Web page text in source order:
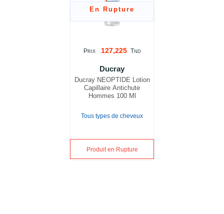
En Rupture
PRIX 127,225 TND
Ducray
Ducray NEOPTIDE Lotion
Capillaire Antichute
Hommes 100 Ml
Tous types de cheveux
Produit en Rupture